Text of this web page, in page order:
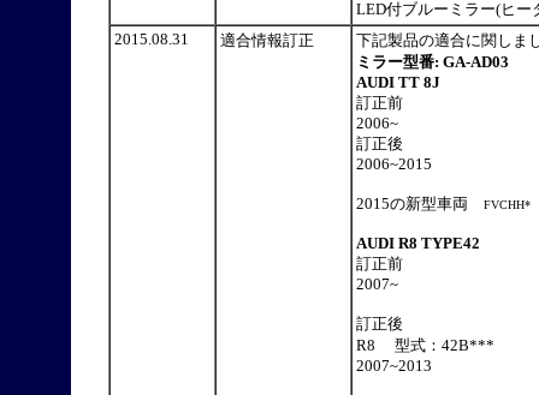
LED付ブルーミラー(ヒ
2015.08.31
適合情報訂正
下記製品の適合に関し
ミラー型番: GA-AD03
AUDI TT 8J
訂正前
2006~
訂正後
2006~2015
2015の新型車両 FVCHH*
AUDI R8 TYPE42
訂正前
2007~
訂正後
R8 型式：42B***
2007~2013